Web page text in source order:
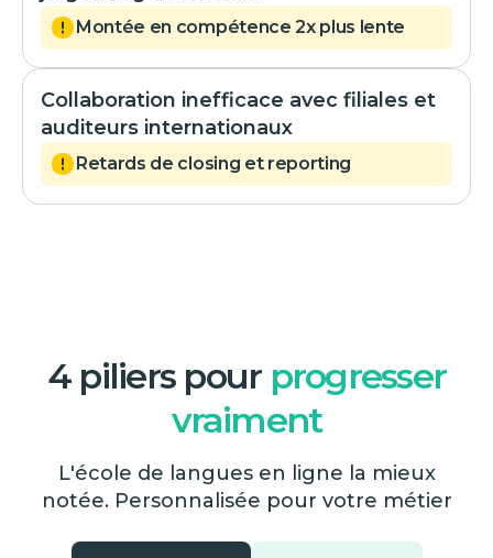
Montée en compétence 2x plus lente
Collaboration inefficace avec filiales et
auditeurs internationaux
Retards de closing et reporting
4 piliers pour progresser
vraiment
L'école de langues en ligne la mieux
notée. Personnalisée pour votre métier